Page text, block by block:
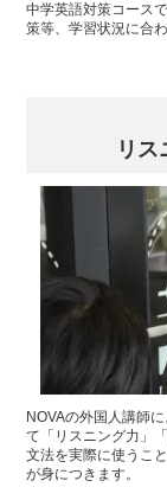
中学英語対策コース
策等、学習状況に合
リ
NOVAの外国人講師
て「リスニング力」
文法を実際に使うこ
が身につきます。